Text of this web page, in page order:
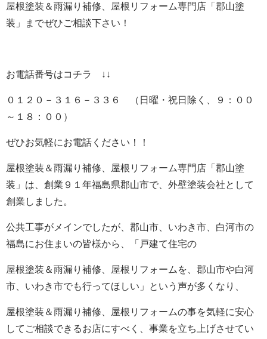
屋根塗装＆雨漏り補修、屋根リフォーム専門店 「郡山塗
装」までぜひご相談下さい！
お電話番号はコチラ ↓↓
０１２０－３１６－３３６ （日曜・祝日除く、９：００
～１８：００）
ぜひお気軽にお電話ください！！
屋根塗装＆雨漏り補修、屋根リフォーム専門店 「郡山塗
装」は、創業９１年福島県郡山市で、外壁塗装会社として
創業しました。
公共工事がメインでしたが、郡山市、いわき市、白河市の
福島にお住まいの皆様から、「戸建て住宅の
屋根塗装＆雨漏り補修、屋根リフォーム を、郡山市や白河
市、いわき市でも行ってほしい」という声が多くなり、
屋根塗装＆雨漏り補修、屋根リフォームの事を気軽に安心
してご相談できるお店にすべく、事業を立ち上げさせてい